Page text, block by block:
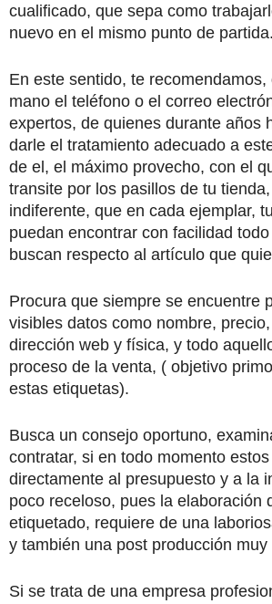
cualificado, que sepa como
nuevo en el mismo punto de partida.
En este sentido, te recomendamos,
mano el teléfono o el correo
expertos, de quienes durante años
darle el tratamiento adecuado a
de el, el máximo provecho, con el
transite por los pasillos de tu
indiferente, que en cada ejemplar,
puedan encontrar con facilidad
buscan respecto al artículo que
Procura que siempre se encuentre
visibles datos como nombre,
dirección web y física, y todo
proceso de la venta, ( objetivo
estas etiquetas).
Busca un consejo oportuno,
contratar, si en todo momento
directamente al presupuesto y a la
poco receloso, pues la elaboración
etiquetado, requiere de una
y también una post producción muy
Si se trata de una empresa